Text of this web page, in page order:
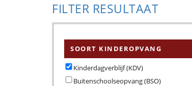
FILTER RESULTAAT
SOORT KINDEROPVANG
Kinderdagverblijf (KDV)
Buitenschoolseopvang (BSO)